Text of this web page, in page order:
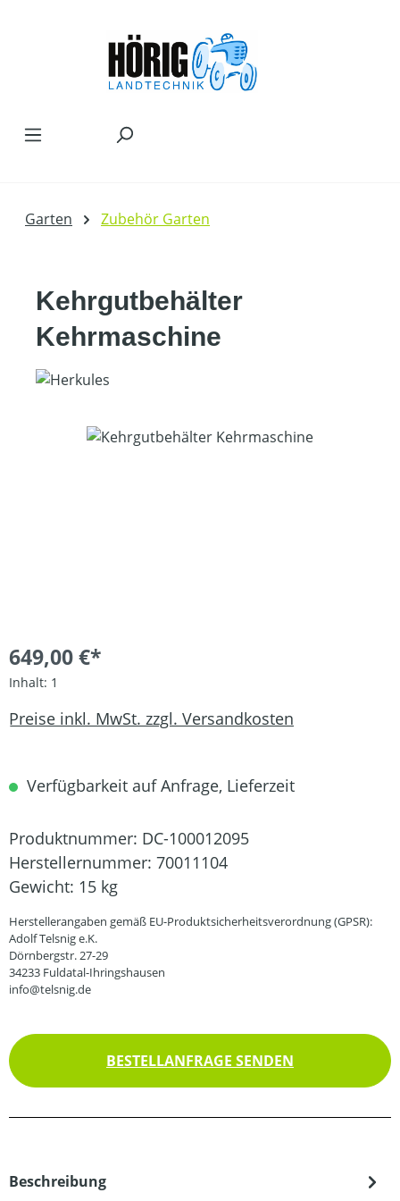
Garten Zubehör Garten
Kehrgutbehälter
Kehrmaschine
Bildergalerie überspringen
649,00 €*
Inhalt: 1
Preise inkl. MwSt. zzgl. Versandkosten
Verfügbarkeit auf Anfrage, Lieferzeit
Produktnummer: DC-100012095
Herstellernummer: 70011104
Gewicht: 15 kg
Herstellerangaben gemäß EU-Produktsicherheitsverordnung (GPSR):
Adolf Telsnig e.K.
Dörnbergstr. 27-29
34233 Fuldatal-Ihringshausen
info@telsnig.de
BESTELLANFRAGE SENDEN
Beschreibung